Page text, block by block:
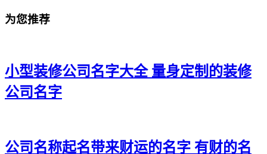
27、生振才灏、铠白国荣、夏竹滕谨、铿星丞晨
29、栋晖绍卓、昌诚智升、丹枫讯朝、骥驰协思
30、奇煊奇玮、宥承睿品、杨可贝克、栩焕洲鹏
32、炫晨甲欧、杰杰月秋、永镇伦振、良丰溢昮
为您推荐
小型装修公司名字大全 量身定制的装修
公司名字
公司名称起名带来财运的名字 有财的名